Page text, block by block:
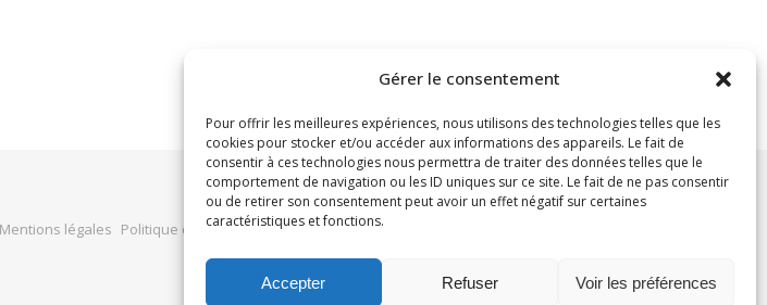
Gérer le consentement
Pour offrir les meilleures expériences, nous utilisons des technologies telles que les
cookies pour stocker et/ou accéder aux informations des appareils. Le fait de
consentir à ces technologies nous permettra de traiter des données telles que le
comportement de navigation ou les ID uniques sur ce site. Le fait de ne pas consentir
ou de retirer son consentement peut avoir un effet négatif sur certaines
caractéristiques et fonctions.
Accepter Refuser Voir les préférences
Mentions légales Politique de confidentialité Politique de cookies (UE)